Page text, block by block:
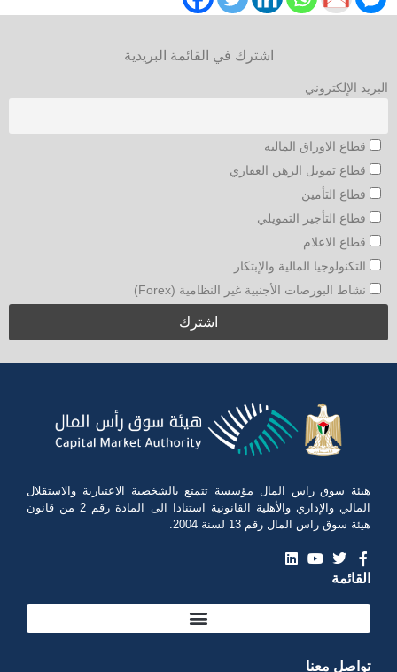
اشترك في القائمة البريدية
البريد الإلكتروني
قطاع الاوراق المالية
قطاع تمويل الرهن العقاري
قطاع التأمين
قطاع التأجير التمويلي
قطاع الاعلام
التكنولوجيا المالية والإبتكار
نشاط البورصات الأجنبية غير النظامية (Forex)
هيئة سوق راس المال مؤسسة تتمتع بالشخصية الاعتبارية والاستقلال
المالي والإداري والأهلية القانونية استنادا الى المادة رقم 2 من قانون
هيئة سوق راس المال رقم 13 لسنة 2004.
القائمة
تواصل معنا